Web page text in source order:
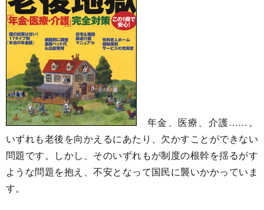
年金、医療、介護……。
いずれも老後を向かえるにあたり、欠かすことができない
問題です。しかし、そのいずれもが制度の根幹を揺るがす
ような問題を抱え、不安となって国民に襲いかかっていま
す。